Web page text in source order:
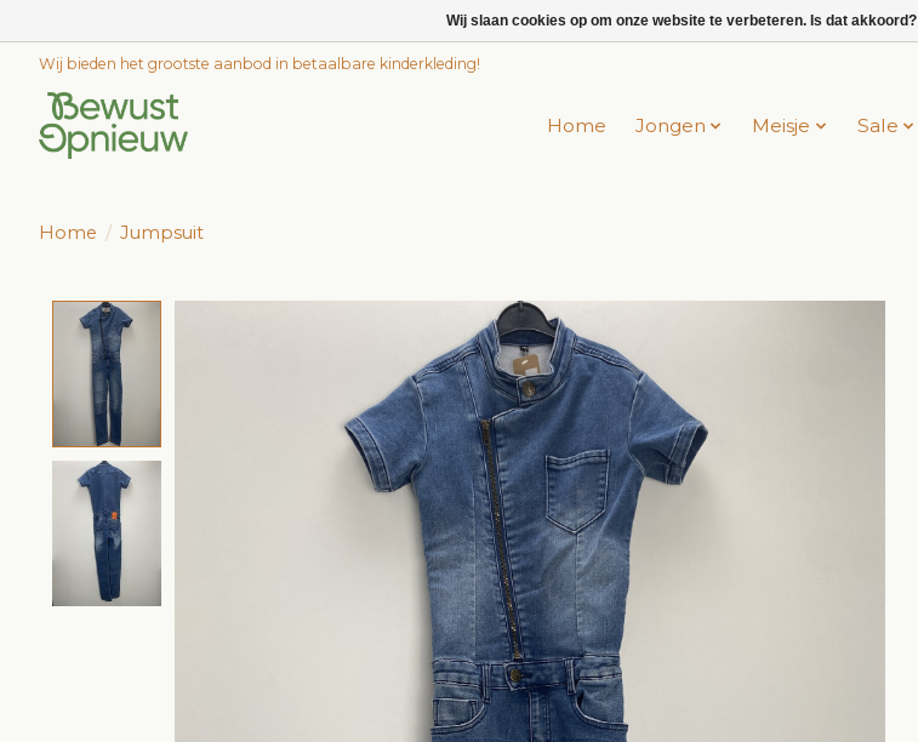
Wij bieden het grootste aanbod in betaalbare kinderkleding!
Home Jongen Meisje Sale
Home / Jumpsuit
Product image slideshow Items
Wij slaan cookies op om onze website te verbeteren. Is dat akkoord?